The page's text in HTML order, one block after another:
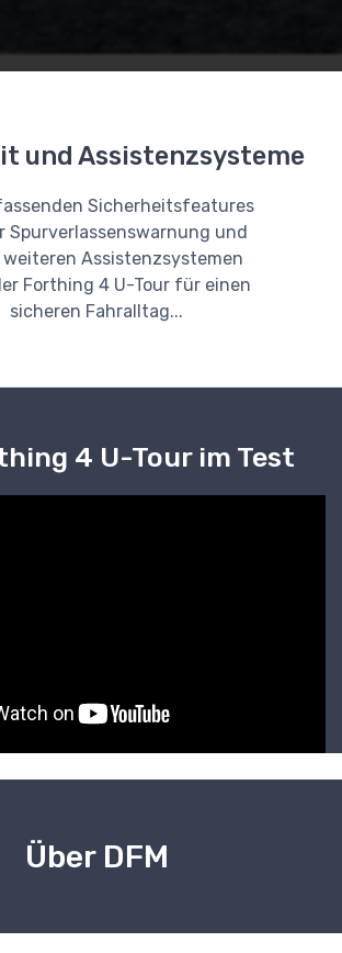
und Assistenzsysteme
Sicherheitsfeatures
Spurverlassenswarnung und
Assistenzsystemen
Forthing 4 U-Tour für einen
sicheren Fahralltag...
4 U-Tour im Test
Über DFM